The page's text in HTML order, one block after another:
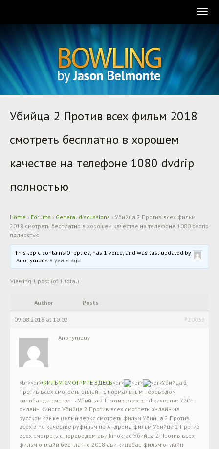
Убийца 2 Против всех фильм 2018
смотреть бесплатно в хорошем
качестве на телефоне 1080 dvdrip
полностью
Home › Forums › General discussions › Убийца 2 Против всех фильм
2018 смотреть бесплатно в хорошем качестве на телефоне 1080 dvdrip
полностью
This topic contains 0 replies, has 1 voice, and was last updated by
Anonymous 8 years ago.
Viewing 1 post (of 1 total)
Author Posts
09.08.2018 at 10:02 #20033
Anonymous
<br><br>ФИЛЬМ СМОТРИТЕ ЗДЕСЬ<br> <br>
<br>Убийца 2
Против всех смотреть онлайн с нормальным переводом
кинобанда смотреть Убийца 2 Против всех в hd качестве 720p
онлайн Киного Убийца 2 Против всех смотреть онлайн на
русском языке целый зеркс смотреть фильм Убийца 2 Против
всех в hd качестве руфильм на Андроид фильм Убийца 2 Против
всех смотреть с переводом ави kinokrad Убийца 2 Против всех
фильм онлайн бесплатно 2018 ави кинобар фильм онлайн